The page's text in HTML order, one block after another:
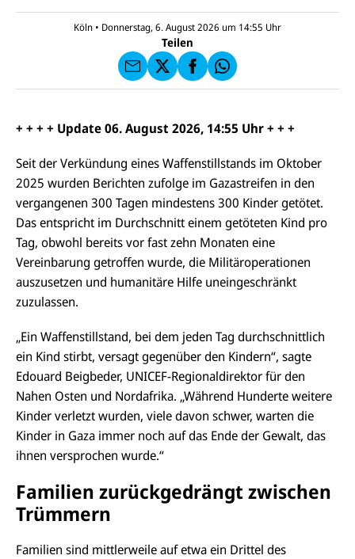
Köln • Donnerstag, 6. August 2026 um 14:55 Uhr
Teilen
a
n
U
I
C
E
e
n
e
n
U
N
I
C
E
F
a
X
E
F
a
u
f
F
a
b
k
IC
F
uf
W
h
a
p
+ + + + Update 06. August 2026, 14:55 Uhr + + +
Seit der Verkündung eines Waffenstillstands im Oktober
2025 wurden Berichten zufolge im Gazastreifen in den
vergangenen 300 Tagen mindestens 300 Kinder getötet.
Das entspricht im Durchschnitt einem getöteten Kind pro
Tag, obwohl bereits vor fast zehn Monaten eine
Vereinbarung getroffen wurde, die Militäroperationen
auszusetzen und humanitäre Hilfe uneingeschränkt
zuzulassen.
„Ein Waffenstillstand, bei dem jeden Tag durchschnittlich
ein Kind stirbt, versagt gegenüber den Kindern“, sagte
Edouard Beigbeder, UNICEF-Regionaldirektor für den
Nahen Osten und Nordafrika. „Während Hunderte weitere
Kinder verletzt wurden, viele davon schwer, warten die
Kinder in Gaza immer noch auf das Ende der Gewalt, das
ihnen versprochen wurde.“
Familien zurückgedrängt zwischen
Trümmern
Familien sind mittlerweile auf etwa ein Drittel des